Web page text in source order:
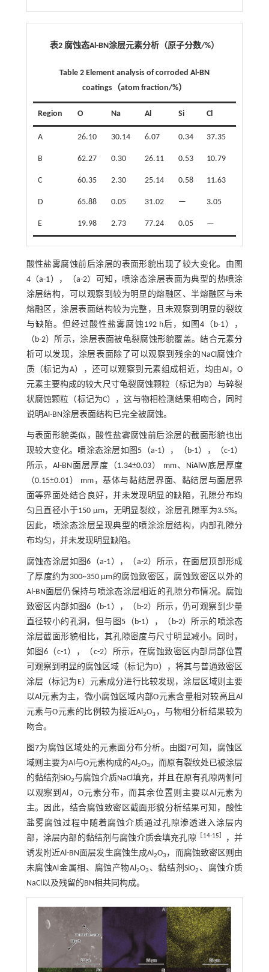
表2 腐蚀态Al-BN涂层元素分析（原子分数/%）
Table 2 Element analysis of corroded Al-BN
coatings（atom fraction/%）
Region O Na Al Si Cl
A 26.10 30.14 6.07 0.34 37.35
B 62.27 0.30 26.11 0.53 10.79
C 60.35 2.30 25.14 0.58 11.63
D 65.88 0.05 31.02 — 3.05
E 19.98 2.73 77.24 0.05 —
酸性盐雾腐蚀前后涂层的表面形貌出现了较大变化。由图
4（a-1），（a-2）可知，喷涂态涂层表面为典型的热喷涂
涂层结构，可以观察到较为明显的熔融区、半熔融区与未
熔融区，涂层表面结构较为完整，且未观察到明显的裂纹
与缺陷。但经过酸性盐雾腐蚀192 h后，如图4 （b-1），
（b-2）所示，涂层表面被龟裂腐蚀形貌覆盖。结合元素分
析可以发现，涂层表面除了可以观察到残余的NaCl腐蚀介
质（标记为A），还可以观察到元素组成相近，均由Al，O
元素主要构成的较大尺寸龟裂腐蚀颗粒（标记为B）与碎裂
状腐蚀颗粒（标记为C），这与物相检测结果相吻合，同时
说明Al-BN涂层表面结构已完全被腐蚀。
与表面形貌类似，酸性盐雾腐蚀前后涂层的截面形貌也出
现较大变化。喷涂态涂层如图 5 （a-1），（b-1），（c-1）
所示，Al-BN面层厚度（1.34±0.03） mm、NiAlW底层厚度
（0.15±0.01） mm，基体与黏结层界面、黏结层与面层界
面等界面处结合良好，并未发现明显的缺陷，孔隙分布均
匀且直径小于150 μm，无明显裂纹，涂层孔隙率为3.5%。
因此，喷涂态涂层呈现典型的喷涂涂层结构，内部孔隙分
布均匀，并未发现明显缺陷。
腐蚀态涂层如图6 （a-1），（a-2）所示，在面层顶部形成
了厚度约为300~350 μm的腐蚀致密区，腐蚀致密区以外的
Al-BN面层仍保持与喷涂态涂层相近的孔隙分布情况。腐蚀
致密区内部如图6 （b-1），（b-2）所示，仍可观察到少量
直径较小的孔洞，但与图 5 （b-1），（b-2）所示的喷涂态
涂层截面形貌相比，其孔隙密度与尺寸明显减小。同时，
如图 6（c-1），（c-2）所示，在腐蚀致密区内部局部位置
可观察到明显的腐蚀区域（标记为D），将其与普通致密区
涂层（标记为E）元素成分进行比较发现，涂层区域则主要
以Al元素为主，微小腐蚀区域内部O元素含量相对较高且Al
元素与O元素的比例较为接近Al2O3 ，与物相分析结果较为
吻合。
图7为腐蚀区域处的元素面分布分析。由 图7可知，腐蚀区
域则主要为Al与O元素构成的Al2O3 ，而原有裂纹处已被涂层
的黏结剂SiO2与腐蚀介质NaCl填充，并且在原有孔隙两侧可
以观察到Al，O元素分布，而其余位置则主要以Al元素为
主。因此，结合腐蚀致密区截面形貌分析结果可知，酸性
盐雾腐蚀过程中随着腐蚀介质通过孔隙渗透进入涂层内
部，涂层内部的黏结剂与腐蚀介质会填充孔隙
14-15
，并
诱发附近Al-BN面层发生腐蚀生成Al2O3 ，而腐蚀致密区则由
未腐蚀Al金属相、腐蚀产物Al2O3 、黏结剂SiO2 、腐蚀介质
NaCl以及残留的BN相共同构成。